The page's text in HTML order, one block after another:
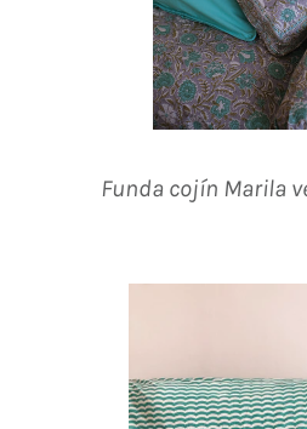
Funda cojín Marila